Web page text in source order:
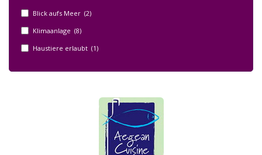
Blick aufs Meer (2)
Klimaanlage (8)
Haustiere erlaubt (1)